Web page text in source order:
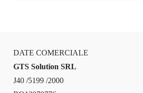
DATE COMERCIALE
GTS Solution SRL
J40 /5199 /2000